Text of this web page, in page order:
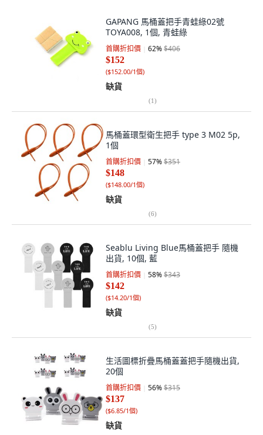
GAPANG 馬桶蓋把手青蛙綠02號
TOYA008, 1個, 青蛙綠
首購折扣價 62%$406
$152
($152.00/1個)
缺貨
(1)
馬桶蓋環型衛生把手 type 3 M02 5p,
1個
首購折扣價 57%$351
$148
($148.00/1個)
缺貨
(6)
Seablu Living Blue馬桶蓋把手 隨機
出貨, 10個, 藍
首購折扣價 58%$343
$142
($14.20/1個)
缺貨
(5)
生活圖標折疊馬桶蓋蓋把手隨機出貨,
20個
首購折扣價 56%$315
$137
($6.85/1個)
缺貨